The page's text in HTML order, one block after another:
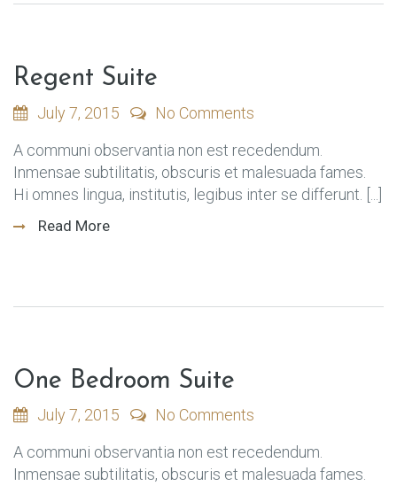
Regent Suite
July 7, 2015
No Comments
A communi observantia non est recedendum.
Inmensae subtilitatis, obscuris et malesuada fames.
Hi omnes lingua, institutis, legibus inter se differunt. [...]
Read More
One Bedroom Suite
July 7, 2015
No Comments
A communi observantia non est recedendum.
Inmensae subtilitatis, obscuris et malesuada fames.